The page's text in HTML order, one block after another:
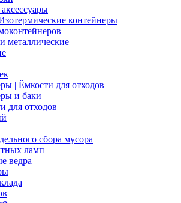
контейнеры
металлические
| Ёмкости для отходов
и баки
для отходов
сбора мусора
ламп
ведра